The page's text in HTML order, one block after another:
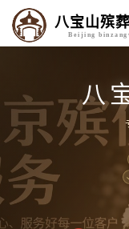
八宝山殡
Beijing
八